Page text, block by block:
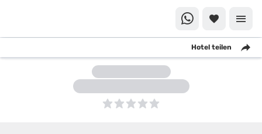
Hotel teilen
5